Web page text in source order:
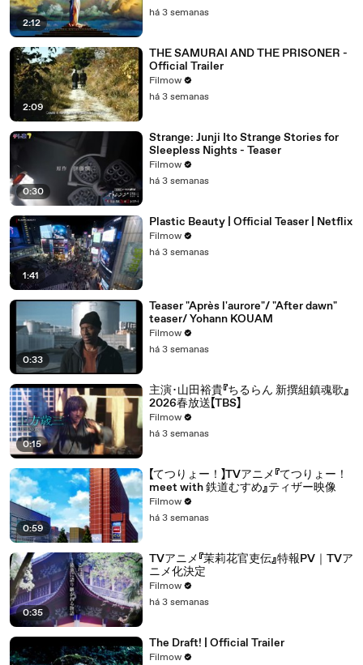
2:12
há 3 semanas
2:09
THE SAMURAI AND THE PRISONER -
Official Trailer
Filmow
há 3 semanas
0:30
Strange: Junji Ito Strange Stories for
Sleepless Nights - Teaser
Filmow
há 3 semanas
1:41
Plastic Beauty | Official Teaser | Netflix
Filmow
há 3 semanas
0:33
Teaser "Après l'aurore"/ "After dawn"
teaser/ Yohann KOUAM
Filmow
há 3 semanas
0:15
主演･山田裕貴『ちるらん 新撰組鎮魂歌』
2026春放送【TBS】
Filmow
há 3 semanas
0:59
【てつりょー！】TVアニメ『てつりょー！
meet with 鉄道むすめ』ティザー映像
Filmow
há 3 semanas
0:35
TVアニメ『茉莉花官吏伝』特報PV｜TVア
ニメ化決定
Filmow
há 3 semanas
The Draft! | Official Trailer
Filmow